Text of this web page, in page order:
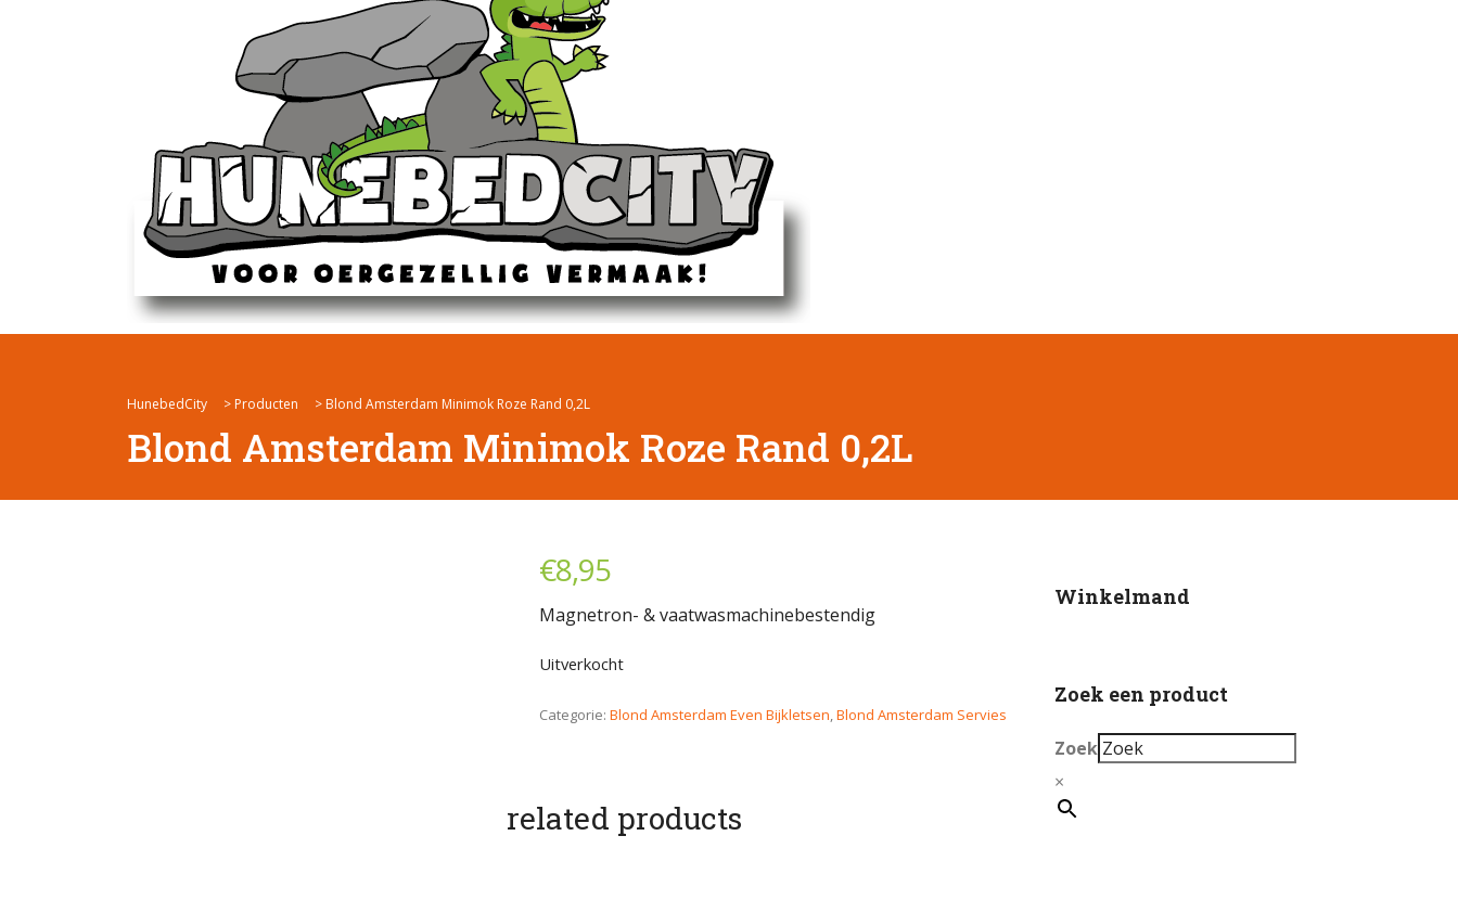
HunebedCity > Producten > Blond Amsterdam Minimok Roze Rand 0,2L
Blond Amsterdam Minimok Roze Rand 0,2L
€8,95
Magnetron- & vaatwasmachinebestendig
Uitverkocht
Categorie: Blond Amsterdam Even Bijkletsen,Blond Amsterdam Servies
related products
Winkelmand
Zoek een product
Zoek
×